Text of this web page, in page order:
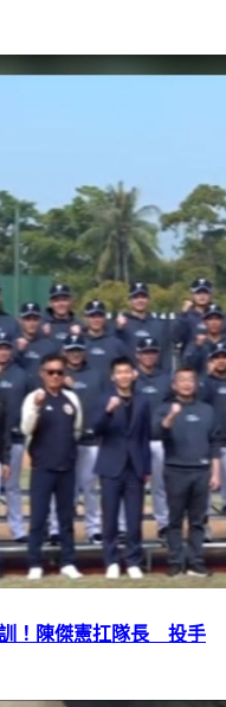
！陳傑憲扛隊長 投手